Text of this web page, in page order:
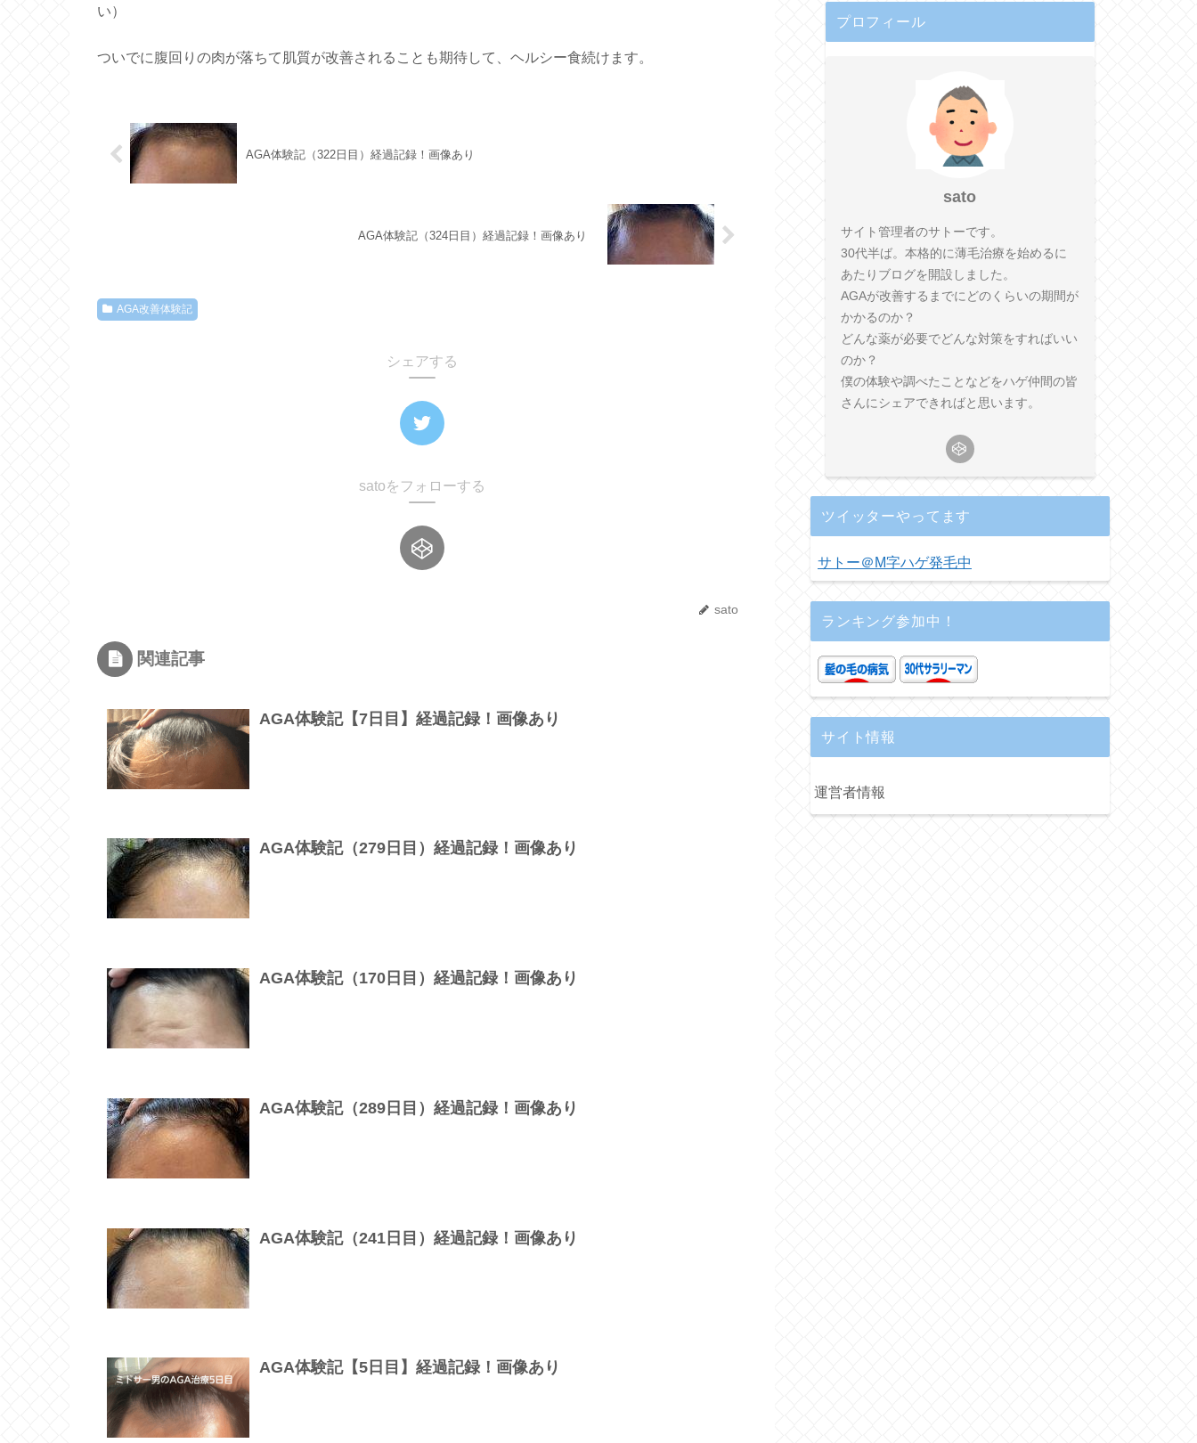
い）
ついでに腹回りの肉が落ちて肌質が改善されることも期待して、ヘルシー食続けます。
AGA体験記（322日目）経過記録！画像あり
AGA体験記（324日目）経過記録！画像あり
AGA改善体験記
シェアする
satoをフォローする
sato
関連記事
AGA体験記【7日目】経過記録！画像あり
AGA体験記（279日目）経過記録！画像あり
AGA体験記（170日目）経過記録！画像あり
AGA体験記（289日目）経過記録！画像あり
AGA体験記（241日目）経過記録！画像あり
AGA体験記【5日目】経過記録！画像あり
プロフィール
sato
サイト管理者のサトーです。
30代半ば。本格的に薄毛治療を始めるに
あたりブログを開設しました。
AGAが改善するまでにどのくらいの期間が
かかるのか？
どんな薬が必要でどんな対策をすればいい
のか？
僕の体験や調べたことなどをハゲ仲間の皆
さんにシェアできればと思います。
ツイッターやってます
サトー＠M字ハゲ発毛中
ランキング参加中！
サイト情報
運営者情報